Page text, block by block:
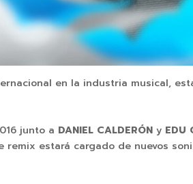
en la industria musical,
junto a DANIEL CALDERÓN y EDU
estará cargado de nuevos